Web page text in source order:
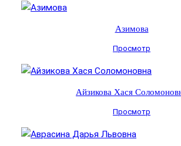
Азимова
Просмотр
Айзикова Хася
Просмотр